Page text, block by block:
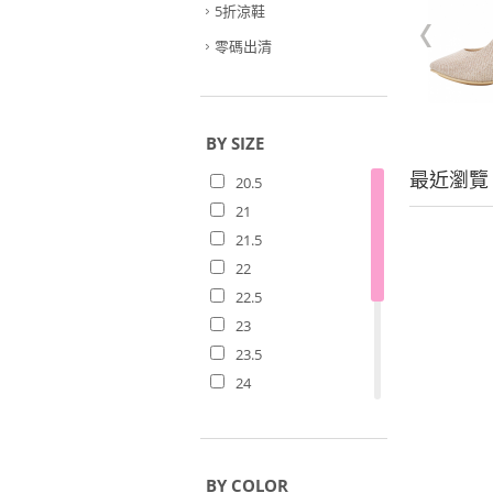
5折涼鞋
零碼出清
BY SIZE
20.5
21
21.5
22
22.5
23
23.5
24
25
BY COLOR
最近瀏覽